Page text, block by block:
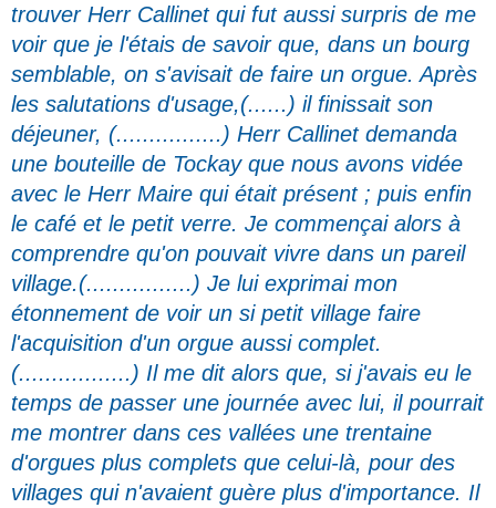
trouver Herr Callinet qui fut aussi surpris de me
voir que je l'étais de savoir que, dans un bourg
semblable, on s'avisait de faire un orgue. Après
les salutations d'usage,(......) il finissait son
déjeuner, (................) Herr Callinet demanda
une bouteille de Tockay que nous avons vidée
avec le Herr Maire qui était présent ; puis enfin
le café et le petit verre. Je commençai alors à
comprendre qu'on pouvait vivre dans un pareil
village.(................) Je lui exprimai mon
étonnement de voir un si petit village faire
l'acquisition d'un orgue aussi complet.
(.................) Il me dit alors que, si j'avais eu le
temps de passer une journée avec lui, il pourrait
me montrer dans ces vallées une trentaine
d'orgues plus complets que celui-là, pour des
villages qui n'avaient guère plus d'importance. Il